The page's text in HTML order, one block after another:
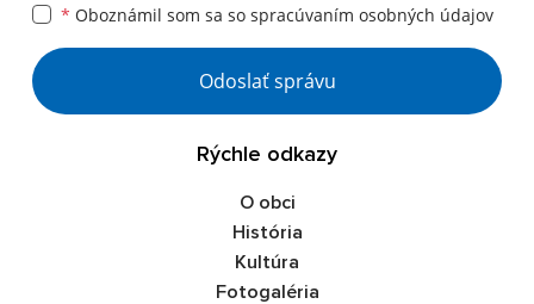
* Oboznámil som sa so spracúvaním osobných údajov
Google reCaptcha Response
Odoslať správu
Rýchle odkazy
O obci
História
Kultúra
Fotogaléria